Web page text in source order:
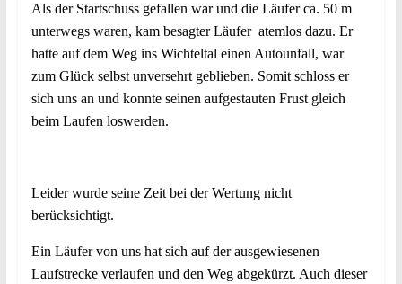
Als der Startschuss gefallen war und die Läufer ca. 50 m
unterwegs waren, kam besagter Läufer atemlos dazu. Er
hatte auf dem Weg ins Wichteltal einen Autounfall, war
zum Glück selbst unversehrt geblieben. Somit schloss er
sich uns an und konnte seinen aufgestauten Frust gleich
beim Laufen loswerden.
Leider wurde seine Zeit bei der Wertung nicht
berücksichtigt.
Ein Läufer von uns hat sich auf der ausgewiesenen
Laufstrecke verlaufen und den Weg abgekürzt. Auch dieser